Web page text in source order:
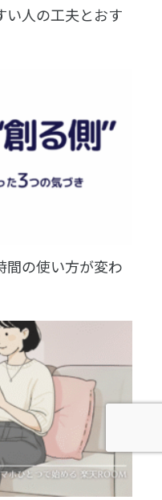
人の工夫とおす
間の使い方が変わ